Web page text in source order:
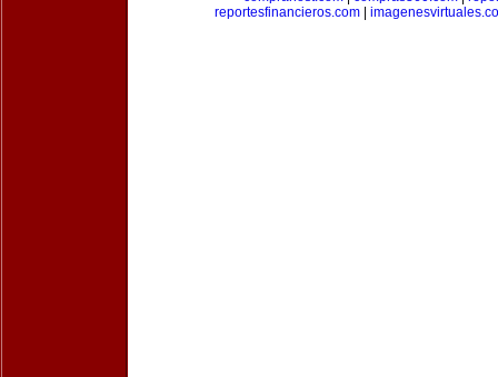
reportesfinancieros.com